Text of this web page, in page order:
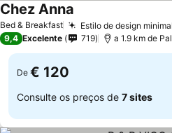
Bed & Breakfast Estilo de design
Chez Anna
9,4 Excelente 719 a 1.9 km de
De € 120
Consulte os preços de 7 sites